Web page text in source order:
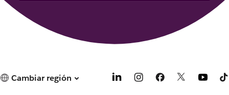
Cambiar región